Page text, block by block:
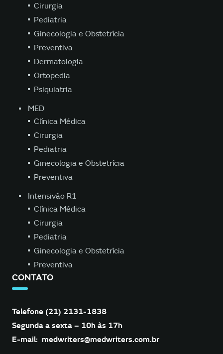
Cirurgia
Pediatria
Ginecologia e Obstetrícia
Preventiva
Dermatologia
Ortopedia
Psiquiatria
MED
Clínica Médica
Cirurgia
Pediatria
Ginecologia e Obstetrícia
Preventiva
Intensivão R1
Clínica Médica
Cirurgia
Pediatria
Ginecologia e Obstetrícia
Preventiva
CONTATO
Telefone (21) 2131-1838
Segunda a sexta – 10h às 17h
E-mail: medwriters@medwriters.com.br